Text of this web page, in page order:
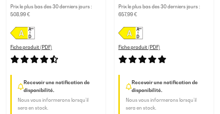
Prix le plus bas des 30 derniers jours :
508,99 €
Fiche produit (PDF)
Recevoir une notification de
disponibilité.
Nous vous informerons lorsqu’il
sera en stock.
Prix le plus bas des 30 derniers jours :
657,99 €
Fiche produit (PDF)
Recevoir une notification de
disponibilité.
Nous vous informerons lorsqu’il
sera en stock.